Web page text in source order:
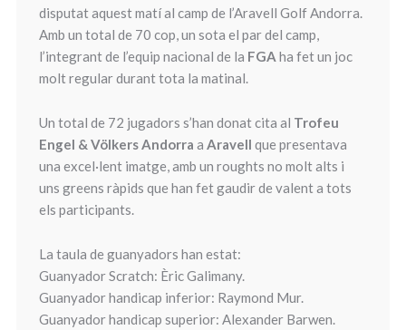
disputat aquest matí al camp de l’Aravell Golf Andorra.
Amb un total de 70 cop, un sota el par del camp,
l’integrant de l’equip nacional de la FGA ha fet un joc
molt regular durant tota la matinal.
Un total de 72 jugadors s’han donat cita al Trofeu
Engel & Völkers Andorra a Aravell que presentava
una excel·lent imatge, amb un roughts no molt alts i
uns greens ràpids que han fet gaudir de valent a tots
els participants.
La taula de guanyadors han estat:
Guanyador Scratch: Èric Galimany.
Guanyador handicap inferior: Raymond Mur.
Guanyador handicap superior: Alexander Barwen.